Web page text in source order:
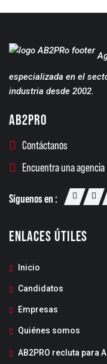
especializada en el
industria desde 2002.
AB2PRO
Contáctanos
Encuentra una agencia
Síguenos en :
ENLACES ÚTILES
Inicio
Candidatos
Empresas
Quiénes somos
AB2PRO recluta para